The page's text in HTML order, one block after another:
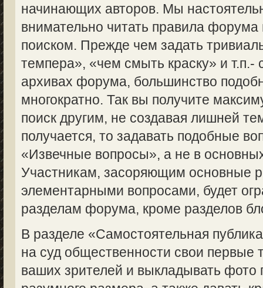
начинающих авторов. Мы
внимательно читать правила форума
поиском. Прежде чем задать
темпера», «чем смыть краску» и т.п.-
архивах форума, большинство
многократно. Так вы получите
поиск другим, не создавая лишней
получается, то задавать подобные
«Извечные вопросы», а не в
Участникам, засоряющим основные
элементарными вопросами, будет
разделам форума, кроме разделов
В разделе «Самостоятельная
на суд общественности свои первые
ваших зрителей и выкладывать фото